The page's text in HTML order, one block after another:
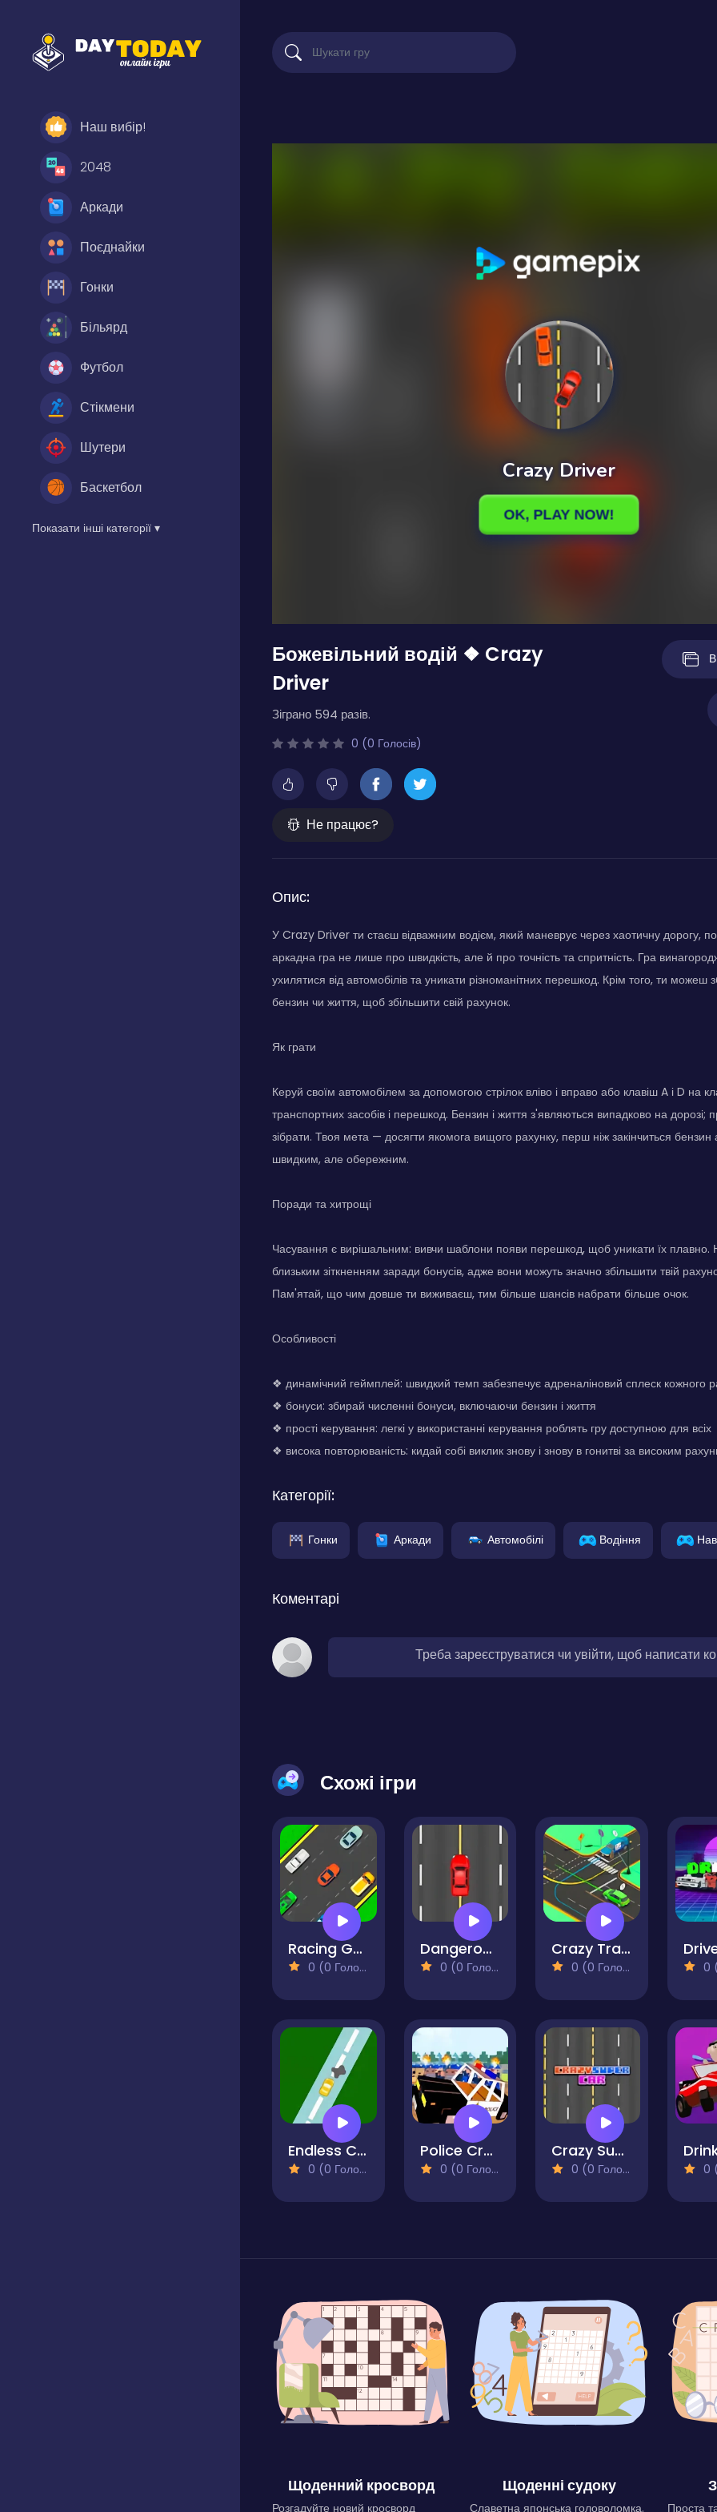
Наш вибір!
2048
Аркади
Поєднайки
Гонки
Більярд
Футбол
Стікмени
Шутери
Баскетбол
Показати інші категорії ▾
Божевільний водій ❖ Crazy
Driver
Зіграно 594 разів.
0 (0 Голосів)
Не працює?
Опис:
У Crazy Driver ти стаєш відважним водієм, який маневрує через хаотичну дорогу,
аркадна гра не лише про швидкість, але й про точність та спритність. Гра
ухилятися від автомобілів та уникати різноманітних перешкод. Крім того, ти можеш
бензин чи життя, щоб збільшити свій рахунок.
Як грати
Керуй своїм автомобілем за допомогою стрілок вліво і вправо або клавіш A і D на
транспортних засобів і перешкод. Бензин і життя з'являються випадково на
зібрати. Твоя мета — досягти якомога вищого рахунку, перш ніж закінчиться
швидким, але обережним.
Поради та хитрощі
Часування є вирішальним: вивчи шаблони появи перешкод, щоб уникати їх плавно.
близьким зіткненням заради бонусів, адже вони можуть значно збільшити твій
Пам'ятай, що чим довше ти виживаєш, тим більше шансів набрати більше очок.
Особливості
❖ динамічний геймплей: швидкий темп забезпечує адреналіновий сплеск кожного
❖ бонуси: збирай численні бонуси, включаючи бензин і життя
❖ прості керування: легкі у використанні керування роблять гру доступною для всіх
❖ висока повторюваність: кидай собі виклик знову і знову в гонитві за високим
Категорії:
Гонки Аркади Автомобілі Водіння
Коментарі
Треба зареєструватися чи увійти, щоб написати
Схожі ігри
Racing Game Challenge
0 (0 Голосів)
Dangerous Driving
0 (0 Голосів)
Crazy Traffic Racer Online
0 (0 Голосів) 0
Endless Car Race
0 (0 Голосів)
Police Craft Block Car Race
0 (0 Голосів)
Crazy Super Car
0 (0 Голосів) 0
Щоденний кросворд
Розгадуйте новий кросворд
Щоденні судоку
Славетна японська головоломка. Проста